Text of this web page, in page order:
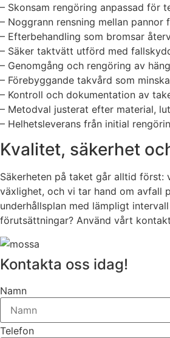
– Skonsam rengöring anpassad för
– Noggrann rensning mellan
– Efterbehandling som bromsar
– Säker taktvätt utförd med
– Genomgång och rengöring av
– Förebyggande takvård som
– Kontroll och dokumentation av
– Metodval justerat efter material,
– Helhetsleverans från initial
Kvalitet, säkerhet
Säkerheten på taket går alltid
växlighet, och vi tar hand om avfall
underhållsplan med lämpligt
förutsättningar? Använd vårt
Kontakta oss idag!
Namn
Telefon